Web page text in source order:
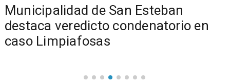
Municipalidad de San Esteban
destaca veredicto condenatorio en
caso Limpiafosas